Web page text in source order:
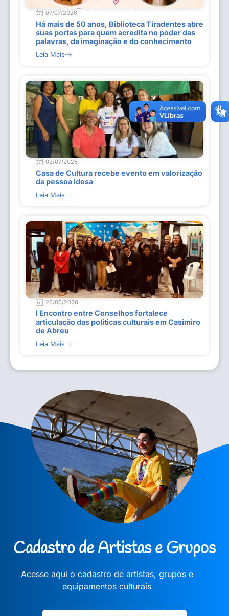
07/07/2026
Há mais de 50 anos, Biblioteca Tiradentes abre
suas portas para quem acredita no poder das
palavras, da imaginação e do conhecimento
Leia Mais
02/07/2026
Casa de Cultura recebe evento em valorização
da pessoa idosa
Leia Mais
26/06/2026
I Encontro entre Conselhos fortalece
articulação das políticas culturais em Casimiro
de Abreu
Leia Mais
Cadastro de Artistas e Grupos
Acesse aqui o cadastro de artistas, grupos e
equipamentos culturais